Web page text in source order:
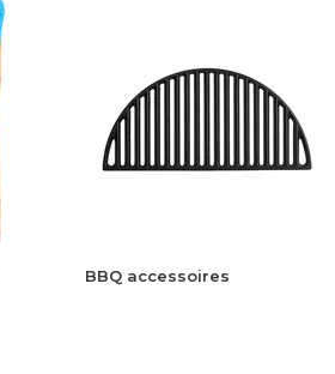
BBQ accessoires